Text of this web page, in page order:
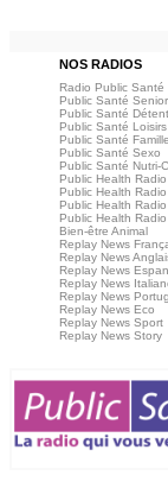
NOS RADIOS
Radio Public Santé
Public Santé
Public Santé
Public Santé
Public Santé Famille
Public Santé Sexo
Public Santé Nutri-
Public Health
Public Health
Public Health
Public Health
Bien-être Animal
Replay News
Replay News
Replay News
Replay News
Replay News
Replay News Eco
Replay News Sport
Replay News Story